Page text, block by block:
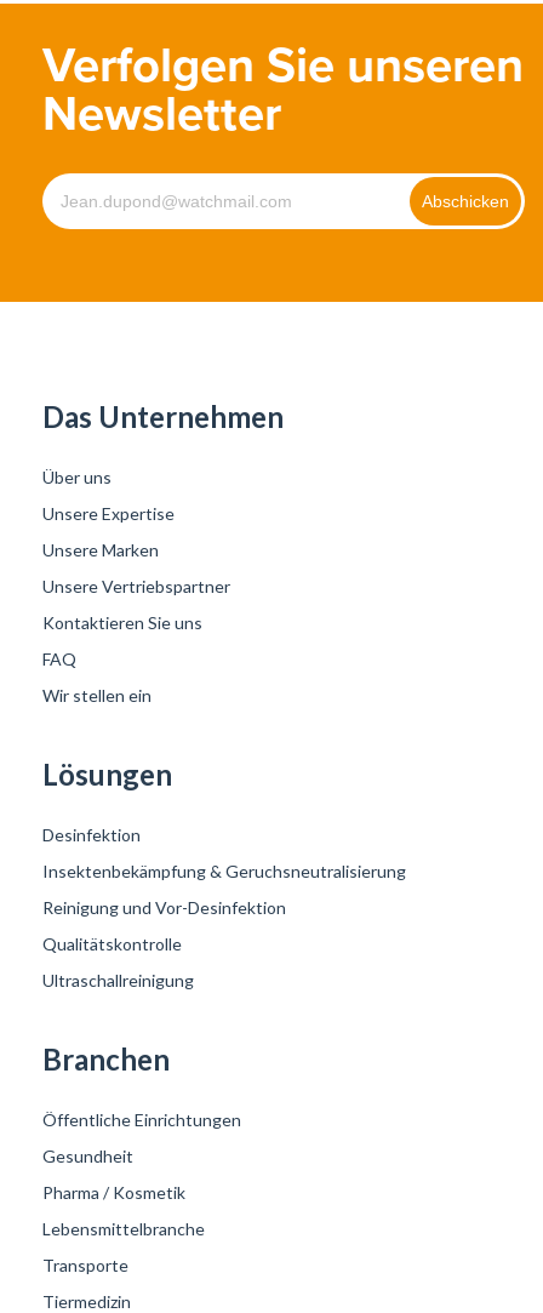
Verfolgen Sie unseren
Newsletter
Das Unternehmen
Über uns
Unsere Expertise
Unsere Marken
Unsere Vertriebspartner
Kontaktieren Sie uns
FAQ
Wir stellen ein
Lösungen
Desinfektion
Insektenbekämpfung & Geruchsneutralisierung
Reinigung und Vor-Desinfektion
Qualitätskontrolle
Ultraschallreinigung
Branchen
Öffentliche Einrichtungen
Gesundheit
Pharma / Kosmetik
Lebensmittelbranche
Transporte
Tiermedizin